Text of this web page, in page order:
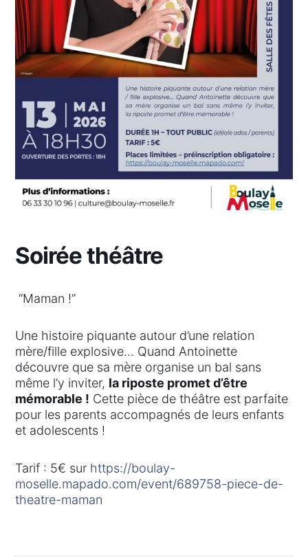
Soirée théâtre
“Maman !”
Une histoire piquante autour d’une relation
mère/fille explosive… Quand Antoinette
découvre que sa mère organise un bal sans
même l’y inviter, la riposte promet d’être
mémorable ! Cette pièce de théâtre est parfaite
pour les parents accompagnés de leurs enfants
et adolescents !
Tarif : 5€ sur https://boulay-
moselle.mapado.com/event/689758-piece-de-
theatre-maman